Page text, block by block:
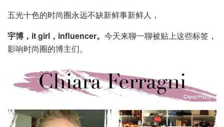
五光十色的时尚圈永远不缺新鲜事新鲜人，
宇博，it girl，influencer。 今天来聊一聊被贴上这些标签，
影响时尚圈的博主们。